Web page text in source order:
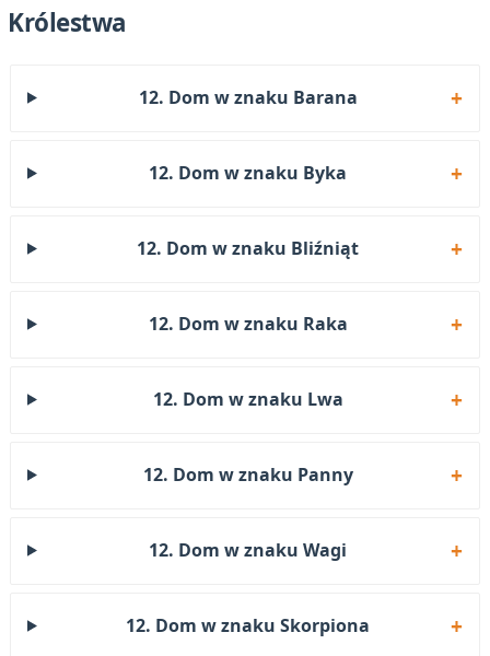
Królestwa
12. Dom w znaku Barana
12. Dom w znaku Byka
12. Dom w znaku Bliźniąt
12. Dom w znaku Raka
12. Dom w znaku Lwa
12. Dom w znaku Panny
12. Dom w znaku Wagi
12. Dom w znaku Skorpiona